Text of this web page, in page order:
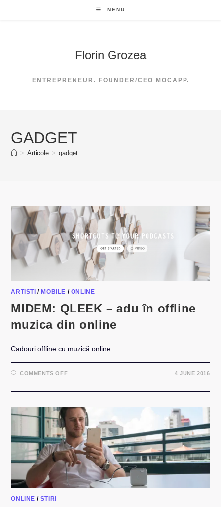
MENU
Florin Grozea
ENTREPRENEUR. FOUNDER/CEO MOCAPP.
GADGET
> Articole > gadget
ARTISTI / MOBILE / ONLINE
MIDEM: QLEEK – adu în offline
muzica din online
Cadouri offline cu muzică online
COMMENTS OFFON
–
ÎN
OFFLINE
MUZICA
DIN
ONLINE
4 JUNE 2016
ONLINE / STIRI